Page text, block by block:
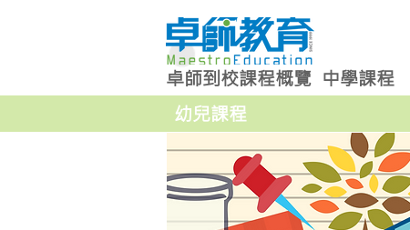
卓師到校課程概覽 中學課程
幼兒課程